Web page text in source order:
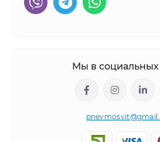
Мы в социальных